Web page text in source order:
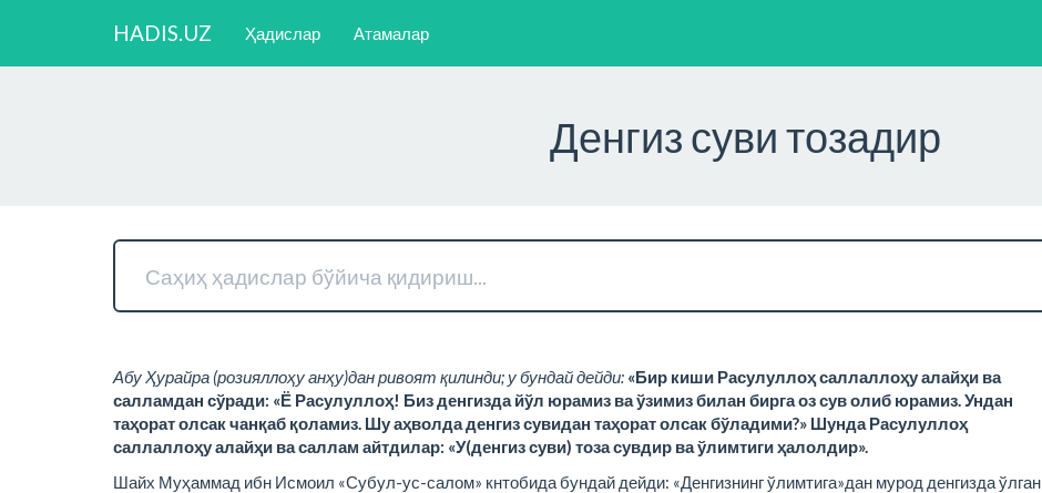
HADIS.UZ Ҳадислар Атамалар
Денгиз суви тозадир
Абу Ҳурайра (розияллоҳу анҳу)дан ривоят қилинди; у бундай дейди: «Бир киши Расулуллоҳ саллаллоҳу алайҳи ва
салламдан сўради: «Ё Расулуллоҳ! Биз денгизда йўл юрамиз ва ўзимиз билан бирга оз сув олиб юрамиз. Ундан
таҳорат олсак чанқаб қоламиз. Шу аҳволда денгиз сувидан таҳорат олсак бўладими?» Шунда Расулуллоҳ
саллаллоҳу алайҳи ва саллам айтдилар: «У(денгиз суви) тоза сувдир ва ўлимтиги ҳалолдир».
Шайх Муҳаммад ибн Исмоил «Субул-ус-салом» кнтобида бундай дейди: «Денгизнинг ўлимтига»дан мурод денгизда ўлган